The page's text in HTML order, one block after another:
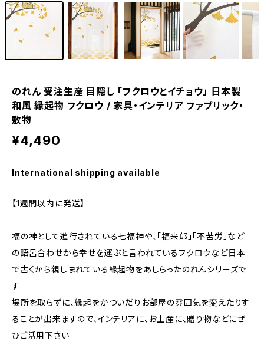
のれん 受注生産 目隠し 「フクロウとイチョウ」 日本製
和風 縁起物 フクロウ / 家具・インテリア ファブリック・
敷物
¥4,490
International shipping available
【1週間以内に発送】
福の神として進行されている七福神や、「福来郎」「不苦労」など
の語呂合わせから幸せを運ぶと言われているフクロウなど日本
で古くから親しまれている縁起物をあしらったのれんシリーズで
す
場所を取らずに、縁起をかついだりお部屋の雰囲気を変えたりす
ることが出来ますので、インテリアに、お土産に、贈り物などにぜ
ひご活用下さい